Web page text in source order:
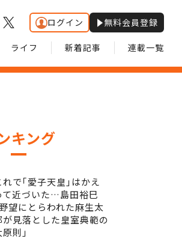
ログイン 無料会員登録
ライフ 新着記事 連載一覧
キング
れで｢愛子天皇｣はかえ
て近づいた…島田裕巳
望にとらわれた麻生太
が見落とした皇室典範の
原則｣